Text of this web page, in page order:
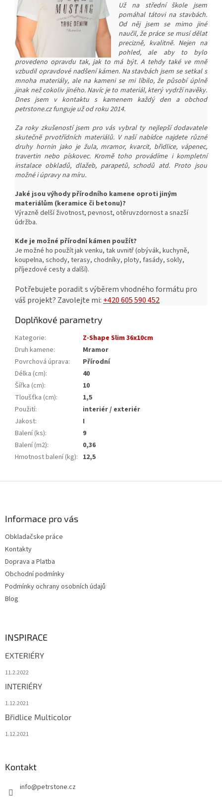
Už na střední škole jsem
pomáhal tátovi na stavbách.
Od něj jsem se mimo jiné
naučil, že práce se musí dělat
precizně, kvalitně. Nejen na
pohled, ale aby to bylo
provedeno opravdu tak, jak to má být. A tehdy také ve mně
vzbudil opravdové nadšení kámen. Na stavbách jsem se setkal s
mnoha materiály, ale na kameni se mi líbilo, že působí úplně
jinak než cokoliv jiného. Navíc je to materiál, který vydrží navěky.
Dnes jsem v kontaktu s kamenem každý den a obchod
petrstone.cz funguje už od roku 2014.
Za roky zkušeností jsem pro vás vybral ty nejlepší dodavatele
skutečně prvotřídních materiálů. V naší nabídce najdete různé
druhy hornin jako je žula, mramor, kvarcit, břidlice, vápenec,
travertin nebo pískovec. Kromě toho provádíme i kompletní
instalace obkladů, dlažeb, parapetů, schodů atd. Proto jsou
možné i úpravy na míru.
Jaké jsou výhody přírodního kamene oproti jiným
materiálům (keramice či betonu)?
Výrazně delší životnost, pevnost, otěruvzdornost a snazší
údržba.
Kde je možné přírodní kámen použít?
Je možné ho použít jak venku, tak uvnitř (obývák, kuchyně,
koupelna, schody, terasy, chodníky, ploty, fasády, sokly,
příjezdové cesty a další).
Potřebujete poradit s výběrem vhodného formátu pro
váš projekt? Zavolejte mi:+420 605 590 452
Doplňkové parametry
Kategorie:
Z-Shape Slim 36x10cm
Druh kamene:
Mramor
Povrchová úprava:
Přírodní
Délka (cm):
40
Šířka (cm):
10
Tloušťka (cm):
1,5
Použití:
interiér / exteriér
Jakost:
I
Balení (ks):
9
Balení (m2):
0,36
Hmotnost balení (kg): 12,5
Informace pro vás
Obkladačske práce
Kontakty
Doprava a Platba
Obchodní podmínky
Podmínky ochrany osobních údajů
Blog
INSPIRACE
EXTERIÉRY
11.2.2022
INTERIÉRY
1.12.2021
Břidlice Multicolor
1.12.2021
Kontakt
info@petrstone.cz